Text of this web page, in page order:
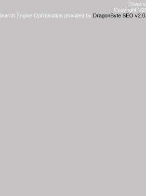
Copyright
Engine Optimisation provided by DragonByte SEO